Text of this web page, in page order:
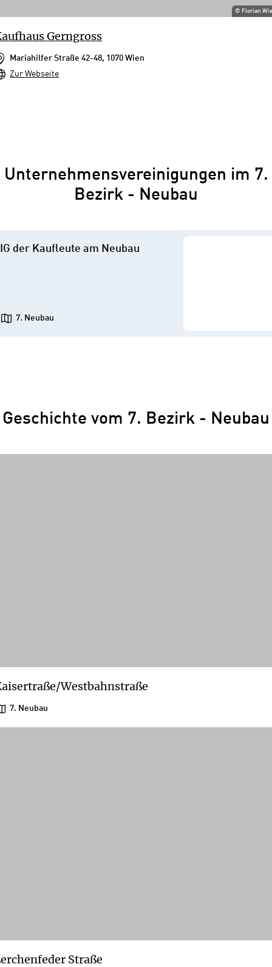
© Florian
Gerngross
Mariahilfer Straße 42-48, 1070 Wien
Zur Webseite
Unternehmensvereinigungen im 7.
Bezirk - Neubau
IG der Kaufleute am Neubau
7. Neubau
Geschichte vom 7. Bezirk - Neubau
Westbahnstraße
7. Neubau
Straße